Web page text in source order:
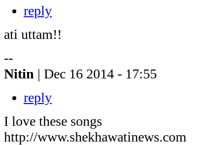
reply
ati uttam!!
--
Nitin | Dec 16 2014 - 17:55
reply
I love these songs
http://www.shekhawatinews.com